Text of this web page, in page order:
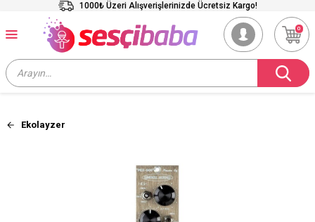
1000₺ Üzeri Alışverişlerinizde Ücretsiz Kargo!
0
Ekolayzer